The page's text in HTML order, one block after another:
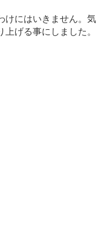
けにはいきません。気
げる事にしました。